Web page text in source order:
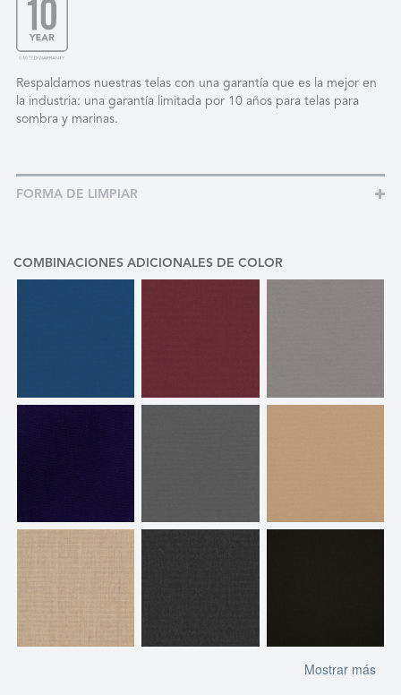
Respaldamos nuestras telas con una garantía que es la mejor en
la industria: una garantía limitada por 10 años para telas para
sombra y marinas.
FORMA DE LIMPIAR
COMBINACIONES ADICIONALES DE COLOR
Mostrar más